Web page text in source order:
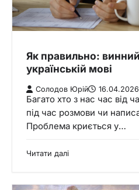
Як правильно:
українській мові
Солодов Юрій 16.04.2026
Багато хто з нас час від
під час розмови чи
Проблема криється у…
Читати далі